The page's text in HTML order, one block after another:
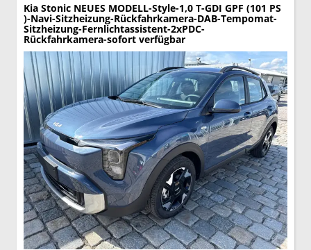
Kia Stonic NEUES MODELL-Style-1,0 T-GDI GPF (101 PS
)-Navi-Sitzheizung-Rückfahrkamera-DAB-Tempomat-
Sitzheizung-Fernlichtassistent-2xPDC-
Rückfahrkamera-sofort verfügbar